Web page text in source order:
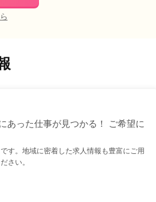
あった仕事が見つかる！ ご希望に
す。地域に密着した求人情報も豊富にご用
さい。